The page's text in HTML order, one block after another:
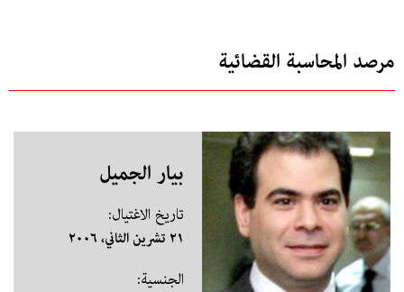
مرصد المحاسبة القضائية
بيار الجميل
تاريخ الاغتيال:
٢١ تشرين الثاني، ٢٠٠٦
الجنسية: